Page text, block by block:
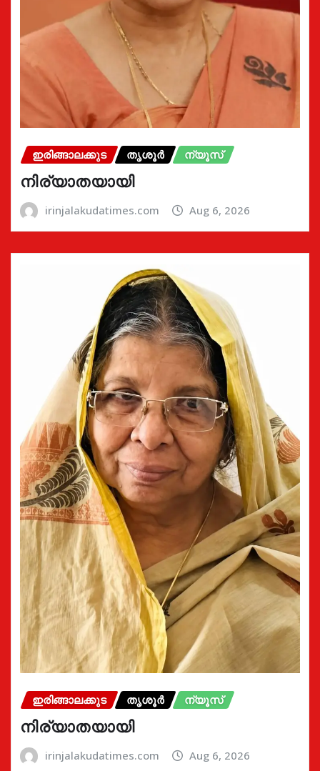
ഇരിങ്ങാലക്കുട തൃശൂർ ന്യൂസ്
നിര്യാതയായി
irinjalakudatimes.com Aug 6, 2026
ഇരിങ്ങാലക്കുട തൃശൂർ ന്യൂസ്
നിര്യാതയായി
irinjalakudatimes.com Aug 6, 2026